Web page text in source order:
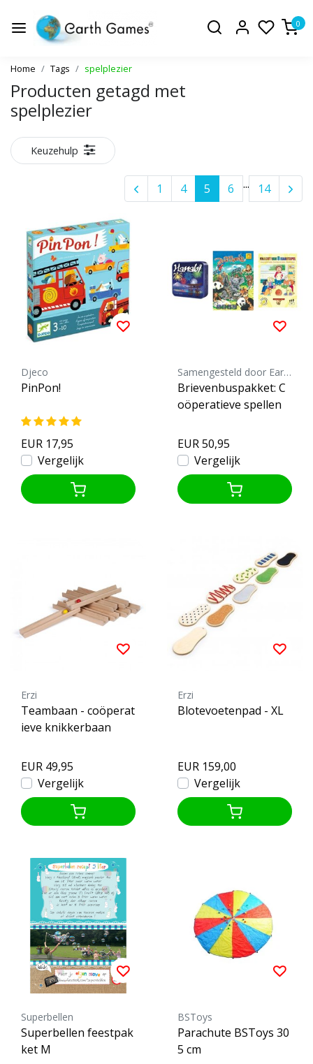
0
Home Tags spelplezier
Producten getagd met
spelplezier
Keuzehulp
1 4 5 6 ... 14
Djeco
PinPon!
EUR 17,95
Vergelijk
Samengesteld door Earth Games
Brievenbuspakket: C
oöperatieve spellen
EUR 50,95
Vergelijk
Erzi
Teambaan - coöperat
ieve knikkerbaan
EUR 49,95
Vergelijk
Erzi
Blotevoetenpad - XL
EUR 159,00
Vergelijk
Superbellen
Superbellen feestpak
ket M
BSToys
Parachute BSToys 30
5 cm